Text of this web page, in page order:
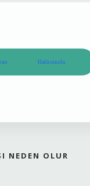
Hakkımızda
NEDEN OLUR